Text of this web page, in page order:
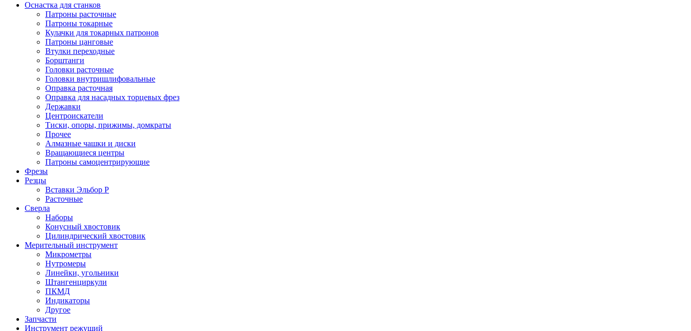
Оснастка для станков
Патроны расточные
Патроны токарные
Кулачки для токарных патронов
Патроны цанговые
Втулки переходные
Борштанги
Головки расточные
Головки внутришлифовальные
Оправка расточная
Оправка для насадных торцевых фрез
Державки
Центроискатели
Тиски, опоры, прижимы, домкраты
Прочее
Алмазные чашки и диски
Вращающиеся центры
Патроны самоцентрирующие
Фрезы
Резцы
Вставки Эльбор Р
Расточные
Сверла
Наборы
Конусный хвостовик
Цилиндрический хвостовик
Мерительный инструмент
Микрометры
Нутромеры
Линейки, угольники
Штангенциркули
ПКМД
Индикаторы
Другое
Запчасти
Инструмент режущий